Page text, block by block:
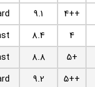
4++
9.1
4
8.4
5+
8.8
5++
9.2